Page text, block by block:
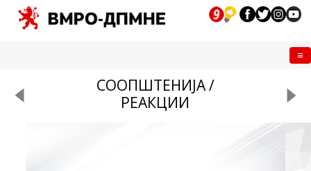
СООПШТЕНИЈА /
РЕАКЦИИ